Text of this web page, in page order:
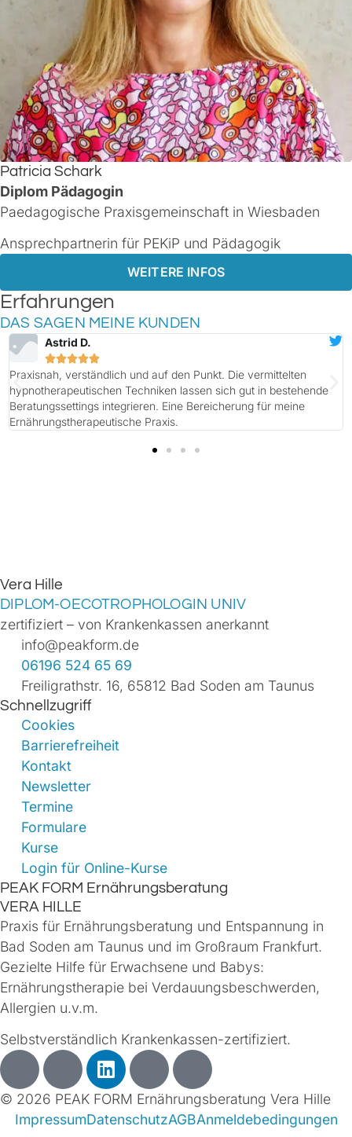
Patricia Schark
Diplom Pädagogin
Paedagogische Praxisgemeinschaft in Wiesbaden
Ansprechpartnerin für PEKiP und Pädagogik
WEITERE INFOS
Erfahrungen
DAS SAGEN MEINE KUNDEN
Melanie K.

Sehr gutes Update zum aktuellen Stand der Beikostempfehlungen.
Wissenschaftlich fundiert und gleichzeitig nah an der
Beratungspraxis von Hebammen.
Vera Hille
DIPLOM-OECOTROPHOLOGIN UNIV
zertifiziert – von Krankenkassen anerkannt
info@peakform.de
06196 524 65 69
Freiligrathstr. 16, 65812 Bad Soden am Taunus
Schnellzugriff
Cookies
Barrierefreiheit
Kontakt
Newsletter
Termine
Formulare
Kurse
Login für Online-Kurse
PEAK FORM Ernährungsberatung
VERA HILLE
Praxis für Ernährungsberatung und Entspannung in
Bad Soden am Taunus und im Großraum Frankfurt.
Gezielte Hilfe für Erwachsene und Babys:
Ernährungstherapie bei Verdauungsbeschwerden,
Allergien u.v.m.
Selbstverständlich Krankenkassen-zertifiziert.
© 2026 PEAK FORM Ernährungsberatung Vera Hille
ImpressumDatenschutzAGBAnmeldebedingungen